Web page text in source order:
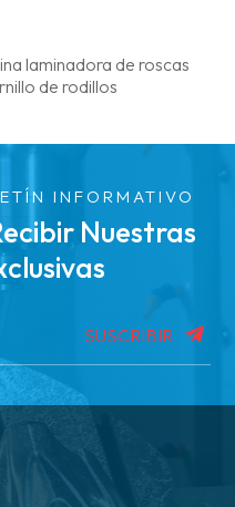
laminadora de roscas
de rodillos
INFORMATIVO
Nuestras
SUSCRIBIR